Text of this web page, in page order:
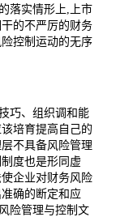
落实情形上,上市
的不严厉的财务
控制运动的无序
巧、组织调和能
培育提高自己的
不具备风险管理
度也是形同虚
企业对财务风险
确的断定和应
险管理与控制文